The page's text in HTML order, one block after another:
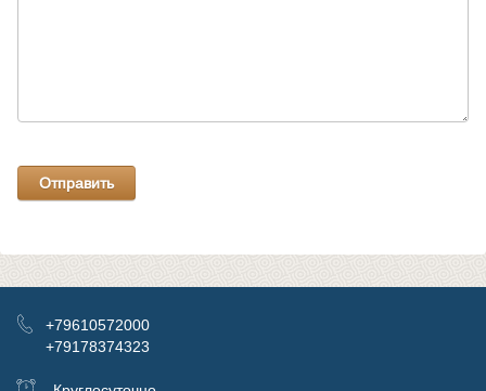
+79610572000
+79178374323